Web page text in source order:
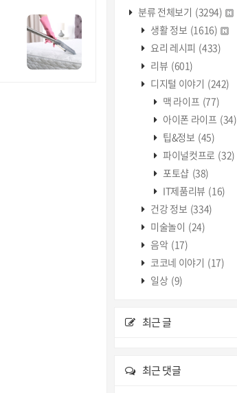
분류 전체보기 (3294)
생활 정보 (1616)
요리 레시피 (433)
리뷰 (601)
디지털 이야기 (242)
맥 라이프 (77)
아이폰 라이프 (34)
팁&정보 (45)
파이널컷프로 (32)
포토샵 (38)
IT제품리뷰 (16)
건강 정보 (334)
미술놀이 (24)
음악 (17)
코코네 이야기 (17)
일상 (9)
최근 글
최근 댓글